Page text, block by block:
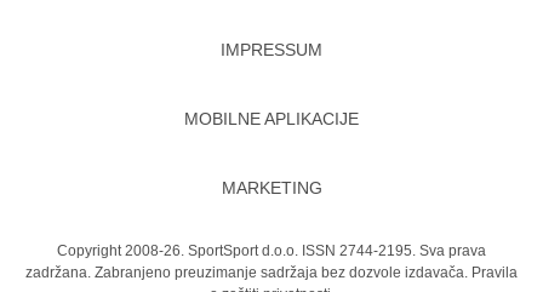
IMPRESSUM
MOBILNE APLIKACIJE
MARKETING
Copyright 2008-26. SportSport d.o.o. ISSN 2744-2195. Sva prava
zadržana. Zabranjeno preuzimanje sadržaja bez dozvole izdavača. Pravila